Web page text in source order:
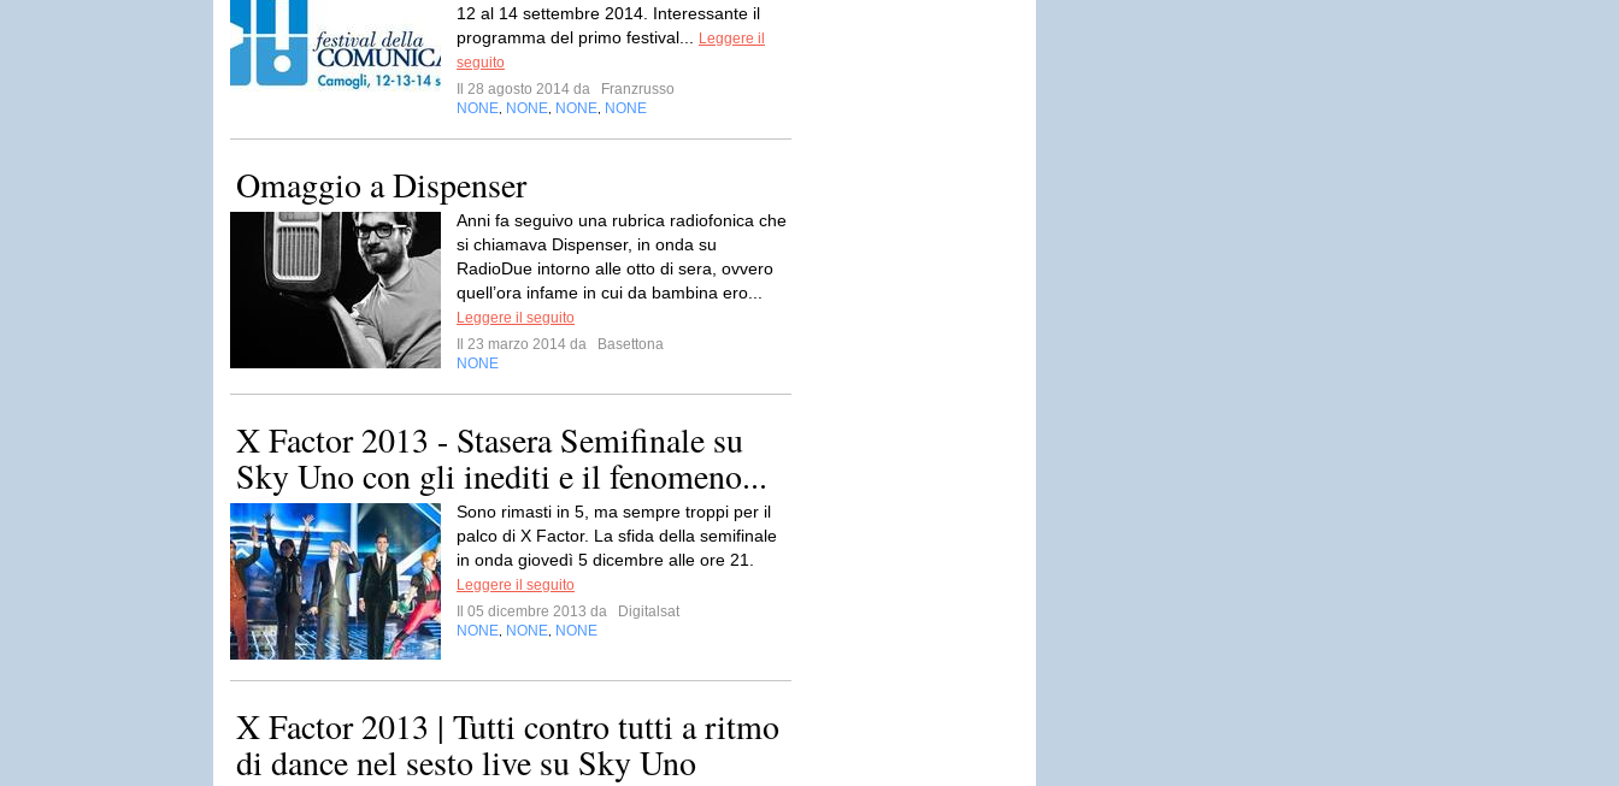
12 al 14 settembre 2014. Interessante il
programma del primo festival...
Leggere il
seguito
Il 28 agosto 2014 da
Franzrusso
NONE NONE NONE NONE
Omaggio a Dispenser
Anni fa seguivo una rubrica radiofonica che
si chiamava Dispenser, in onda su
RadioDue intorno alle otto di sera, ovvero
quell’ora infame in cui da bambina ero...
Leggere il seguito
Il 23 marzo 2014 da
Basettona
NONE
X Factor 2013 - Stasera Semifinale su
Sky Uno con gli inediti e il fenomeno...
Sono rimasti in 5, ma sempre troppi per il
palco di X Factor. La sfida della semifinale
in onda giovedì 5 dicembre alle ore 21.
Leggere il seguito
Il 05 dicembre 2013 da
Digitalsat
NONE NONE NONE
X Factor 2013 | Tutti contro tutti a ritmo
di dance nel sesto live su Sky Uno